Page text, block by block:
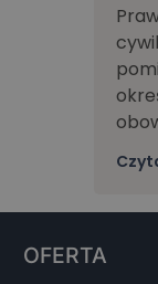
OFERTA